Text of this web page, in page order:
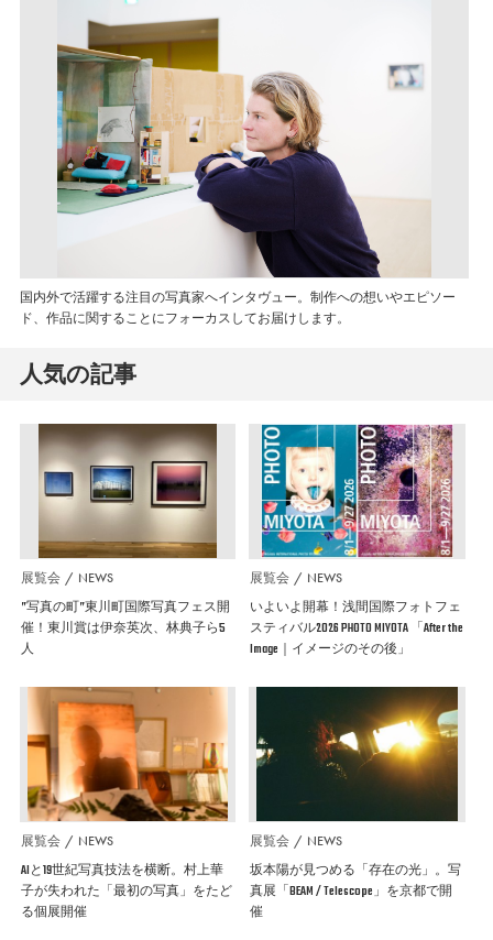
国内外で活躍する注目の写真家へインタヴュー。制作への想いやエピソー
ド、作品に関することにフォーカスしてお届けします。
人気の記事
展覧会 NEWS
”写真の町”東川町国際写真フェス開
催！東川賞は伊奈英次、林典子ら5
人
展覧会 NEWS
いよいよ開幕！浅間国際フォトフェ
スティバル2026 PHOTO MIYOTA 「After the
Image｜イメージのその後」
展覧会 NEWS
AIと19世紀写真技法を横断。村上華
子が失われた「最初の写真」をたど
る個展開催
展覧会 NEWS
坂本陽が見つめる「存在の光」。写
真展「BEAM / Telescope」を京都で開
催